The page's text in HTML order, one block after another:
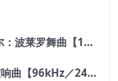
Charles Munch – 明希／拉威尔：波莱罗舞曲【176.4kHz／24bit】
瓦莱里·捷杰耶夫 – 马勒：第五交响曲【96kHz／24bit】